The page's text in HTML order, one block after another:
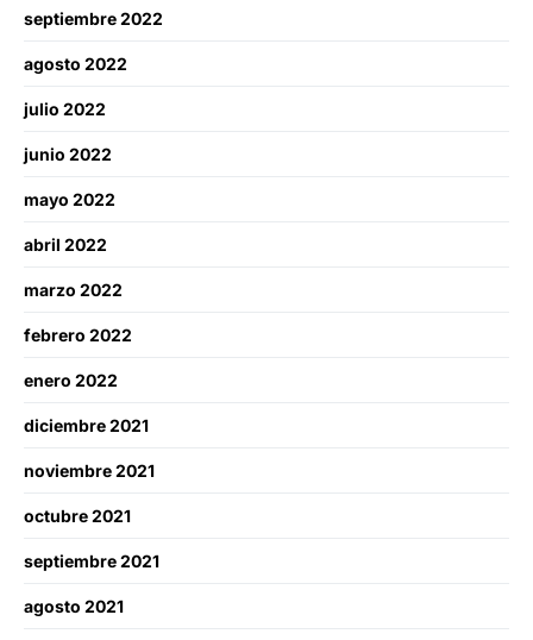
septiembre 2022
agosto 2022
julio 2022
junio 2022
mayo 2022
abril 2022
marzo 2022
febrero 2022
enero 2022
diciembre 2021
noviembre 2021
octubre 2021
septiembre 2021
agosto 2021